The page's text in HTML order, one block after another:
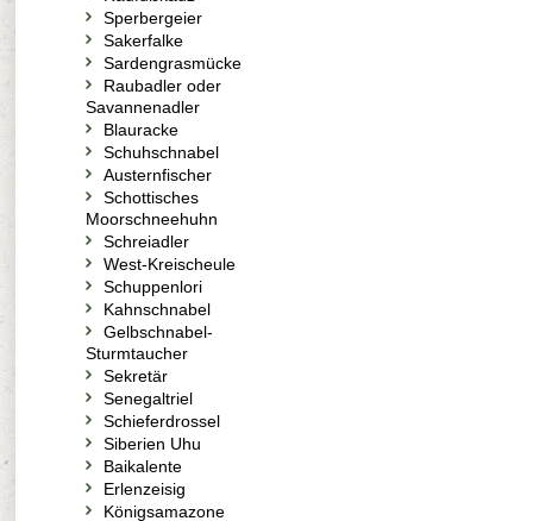
Sperbergeier
Sakerfalke
Sardengrasmücke
Raubadler oder
Savannenadler
Blauracke
Schuhschnabel
Austernfischer
Schottisches
Moorschneehuhn
Schreiadler
West-Kreischeule
Schuppenlori
Kahnschnabel
Gelbschnabel-
Sturmtaucher
Sekretär
Senegaltriel
Schieferdrossel
Siberien Uhu
Baikalente
Erlenzeisig
Königsamazone